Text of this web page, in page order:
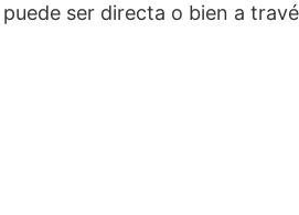
ser directa o bien a